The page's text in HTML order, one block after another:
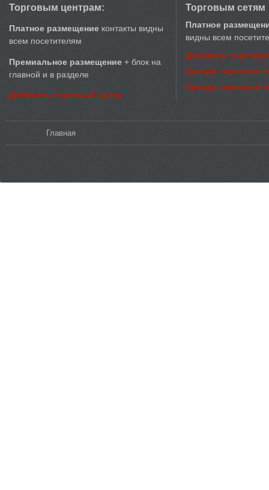
Торговым центрам:
Платное размещение контакты видны
всем посетителям
Премиальное размещение + блок на
главной и в разделе
Добавить торговый центр
Торговым сетям
Платное
видны всем
Добавить
Аренда торговых
Аренда торговых
Главная